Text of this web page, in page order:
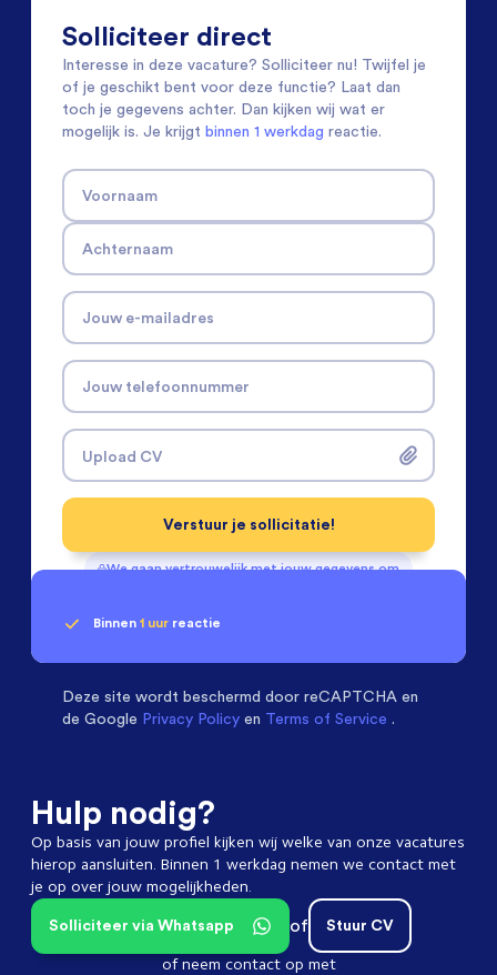
Solliciteer direct
Interesse in deze vacature? Solliciteer nu! Twijfel je
of je geschikt bent voor deze functie? Laat dan
toch je gegevens achter. Dan kijken wij wat er
mogelijk is. Je krijgt binnen 1 werkdag reactie.
Voornaam
Achternaam
Jouw e-mailadres
Jouw telefoonnummer
Upload CV
We gaan vertrouwelijk met jouw gegevens om
Verstuur je sollicitatie!
Binnen 1 uur reactie
met een 9.3
Deze site wordt beschermd door reCAPTCHA en
de Google Privacy Policy en Terms of Service .
Hulp nodig?
Op basis van jouw profiel kijken wij welke van onze vacatures
hierop aansluiten. Binnen 1 werkdag nemen we contact met
je op over jouw mogelijkheden.
Stuur CV
of
Solliciteer via Whatsapp
of neem contact op met